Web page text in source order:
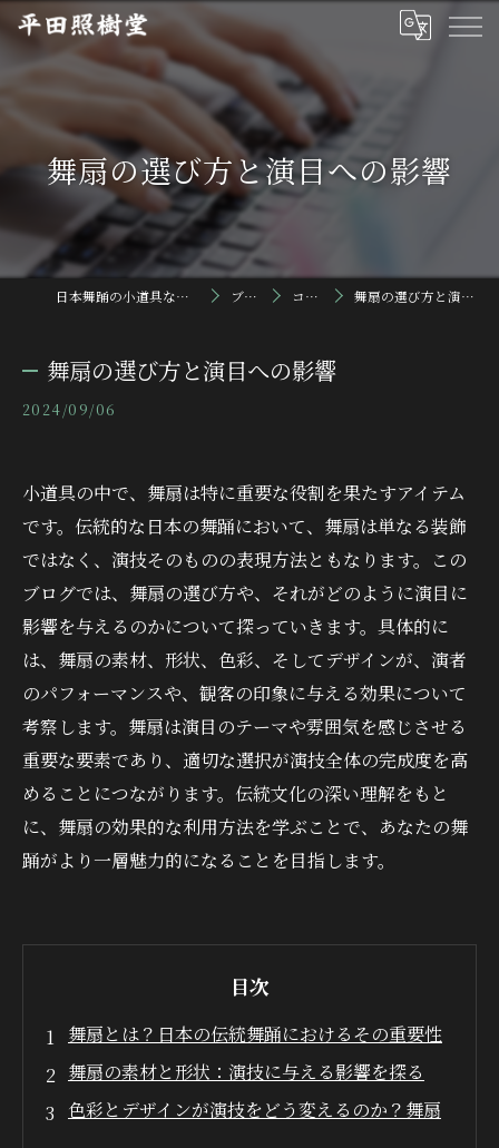
舞扇の選び方と演目への影響
日本舞踊の小道具なら平田照樹堂 ブログ コラム 舞扇の選び方と演目への影響
舞扇の選び方と演目への影響
2024/09/06
小道具の中で、舞扇は特に重要な役割を果たすアイテム
です。伝統的な日本の舞踊において、舞扇は単なる装飾
ではなく、演技そのものの表現方法ともなります。この
ブログでは、舞扇の選び方や、それがどのように演目に
影響を与えるのかについて探っていきます。具体的に
は、舞扇の素材、形状、色彩、そしてデザインが、演者
のパフォーマンスや、観客の印象に与える効果について
考察します。舞扇は演目のテーマや雰囲気を感じさせる
重要な要素であり、適切な選択が演技全体の完成度を高
めることにつながります。伝統文化の深い理解をもと
に、舞扇の効果的な利用方法を学ぶことで、あなたの舞
踊がより一層魅力的になることを目指します。
目次
舞扇とは？日本の伝統舞踊におけるその重要性
舞扇の素材と形状：演技に与える影響を探る
色彩とデザインが演技をどう変えるのか？舞扇